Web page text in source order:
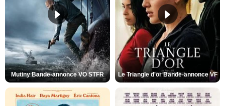
Mutiny Bande-annonce VO STFR Le Triangle d'or Bande-annonce VF